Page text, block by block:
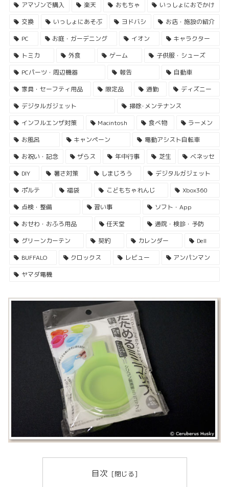
アマゾンで購入 楽天 おもちゃ
いっしょにおでかけ
交換
いっしょにあそぶ ヨドバシ
お店・施設の紹介
PC
お庭・ガーデニング イオン
キャラクター
トミカ
外食 ゲーム
子供服・シューズ
PCパーツ・周辺機器
報告
自動車
家具・セーフティ用品
限定品 通勤
ディズニー
デジタルガジェット
掃除･メンテナンス
インフルエンザ対策
Macintosh 食べ物
ラーメン
お風呂
キャンペーン
電動アシスト自転車
お祝い・記念
ザらス 年中行事 芝生
ベネッセ
DIY
暑さ対策 しまじろう
デジタルガジェット
ポルテ
福袋 こどもちゃれんじ
Xbox360
点検・整備
習い事
ソフト・App
おせわ・おふろ用品
任天堂
通院・検診・予防
グリーンカーテン
契約 カレンダー
Dell
BUFFALO
クロックス レビュー
アンパンマン
ヤマダ電機
目次